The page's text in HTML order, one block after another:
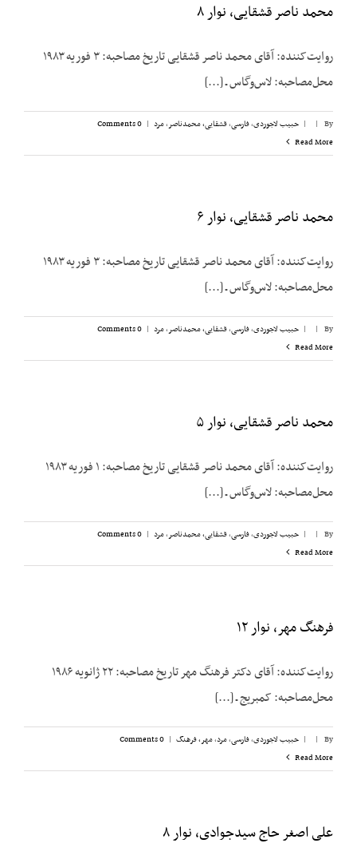
محمد ناصر قشقایی، نوار ۸
روایت‌کننده: آقای محمد ناصر قشقایی تاریخ مصاحبه: ۳ فوریه ۱۹۸۳
محل‌مصاحبه: لاس‌وگاس ـ [...]
By
|
| حبیب لاجوردی,فارسی,قشقایی، محمدناصر,مرد |
0 Comments
Read More
محمد ناصر قشقایی، نوار ۶
روایت‌کننده: آقای محمد ناصر قشقایی تاریخ مصاحبه: ۳ فوریه ۱۹۸۳
محل‌مصاحبه: لاس‌وگاس ـ [...]
By
|
| حبیب لاجوردی,فارسی,قشقایی، محمدناصر,مرد |
0 Comments
Read More
محمد ناصر قشقایی، نوار ۵
روایت‌کننده: آقای محمد ناصر قشقایی تاریخ مصاحبه: ۱ فوریه ۱۹۸۳
محل‌مصاحبه: لاس‌وگاس ـ [...]
By
|
| حبیب لاجوردی,فارسی,قشقایی، محمدناصر,مرد |
0 Comments
Read More
فرهنگ مهر، نوار ۱۲
روایت‌کننده: آقای دکتر فرهنگ مهر تاریخ مصاحبه: ۲۲ ژانویه ۱۹۸۶
محل‌مصاحبه: کمبریج ـ [...]
By
|
| حبیب لاجوردی,فارسی,مرد,مهر، فرهنگ |
0 Comments
Read More
علی اصغر حاج سیدجوادی، نوار ۸